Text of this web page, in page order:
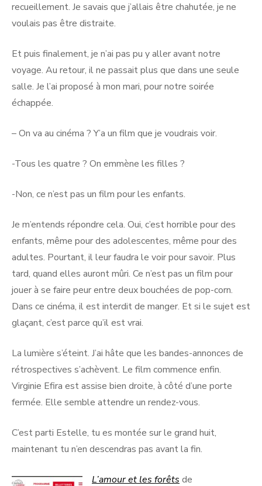
recueillement. Je savais que j’allais être chahutée, je ne
voulais pas être distraite.
Et puis finalement, je n’ai pas pu y aller avant notre
voyage. Au retour, il ne passait plus que dans une seule
salle. Je l’ai proposé à mon mari, pour notre soirée
échappée.
– On va au cinéma ? Y’a un film que je voudrais voir.
-Tous les quatre ? On emmène les filles ?
-Non, ce n’est pas un film pour les enfants.
Je m’entends répondre cela. Oui, c’est horrible pour des
enfants, même pour des adolescentes, même pour des
adultes. Pourtant, il leur faudra le voir pour savoir. Plus
tard, quand elles auront mûri. Ce n’est pas un film pour
jouer à se faire peur entre deux bouchées de pop-corn.
Dans ce cinéma, il est interdit de manger. Et si le sujet est
glaçant, c’est parce qu’il est vrai.
La lumière s’éteint. J’ai hâte que les bandes-annonces de
rétrospectives s’achèvent. Le film commence enfin.
Virginie Efira est assise bien droite, à côté d’une porte
fermée. Elle semble attendre un rendez-vous.
C’est parti Estelle, tu es montée sur le grand huit,
maintenant tu n’en descendras pas avant la fin.
L’amour et les forêts de